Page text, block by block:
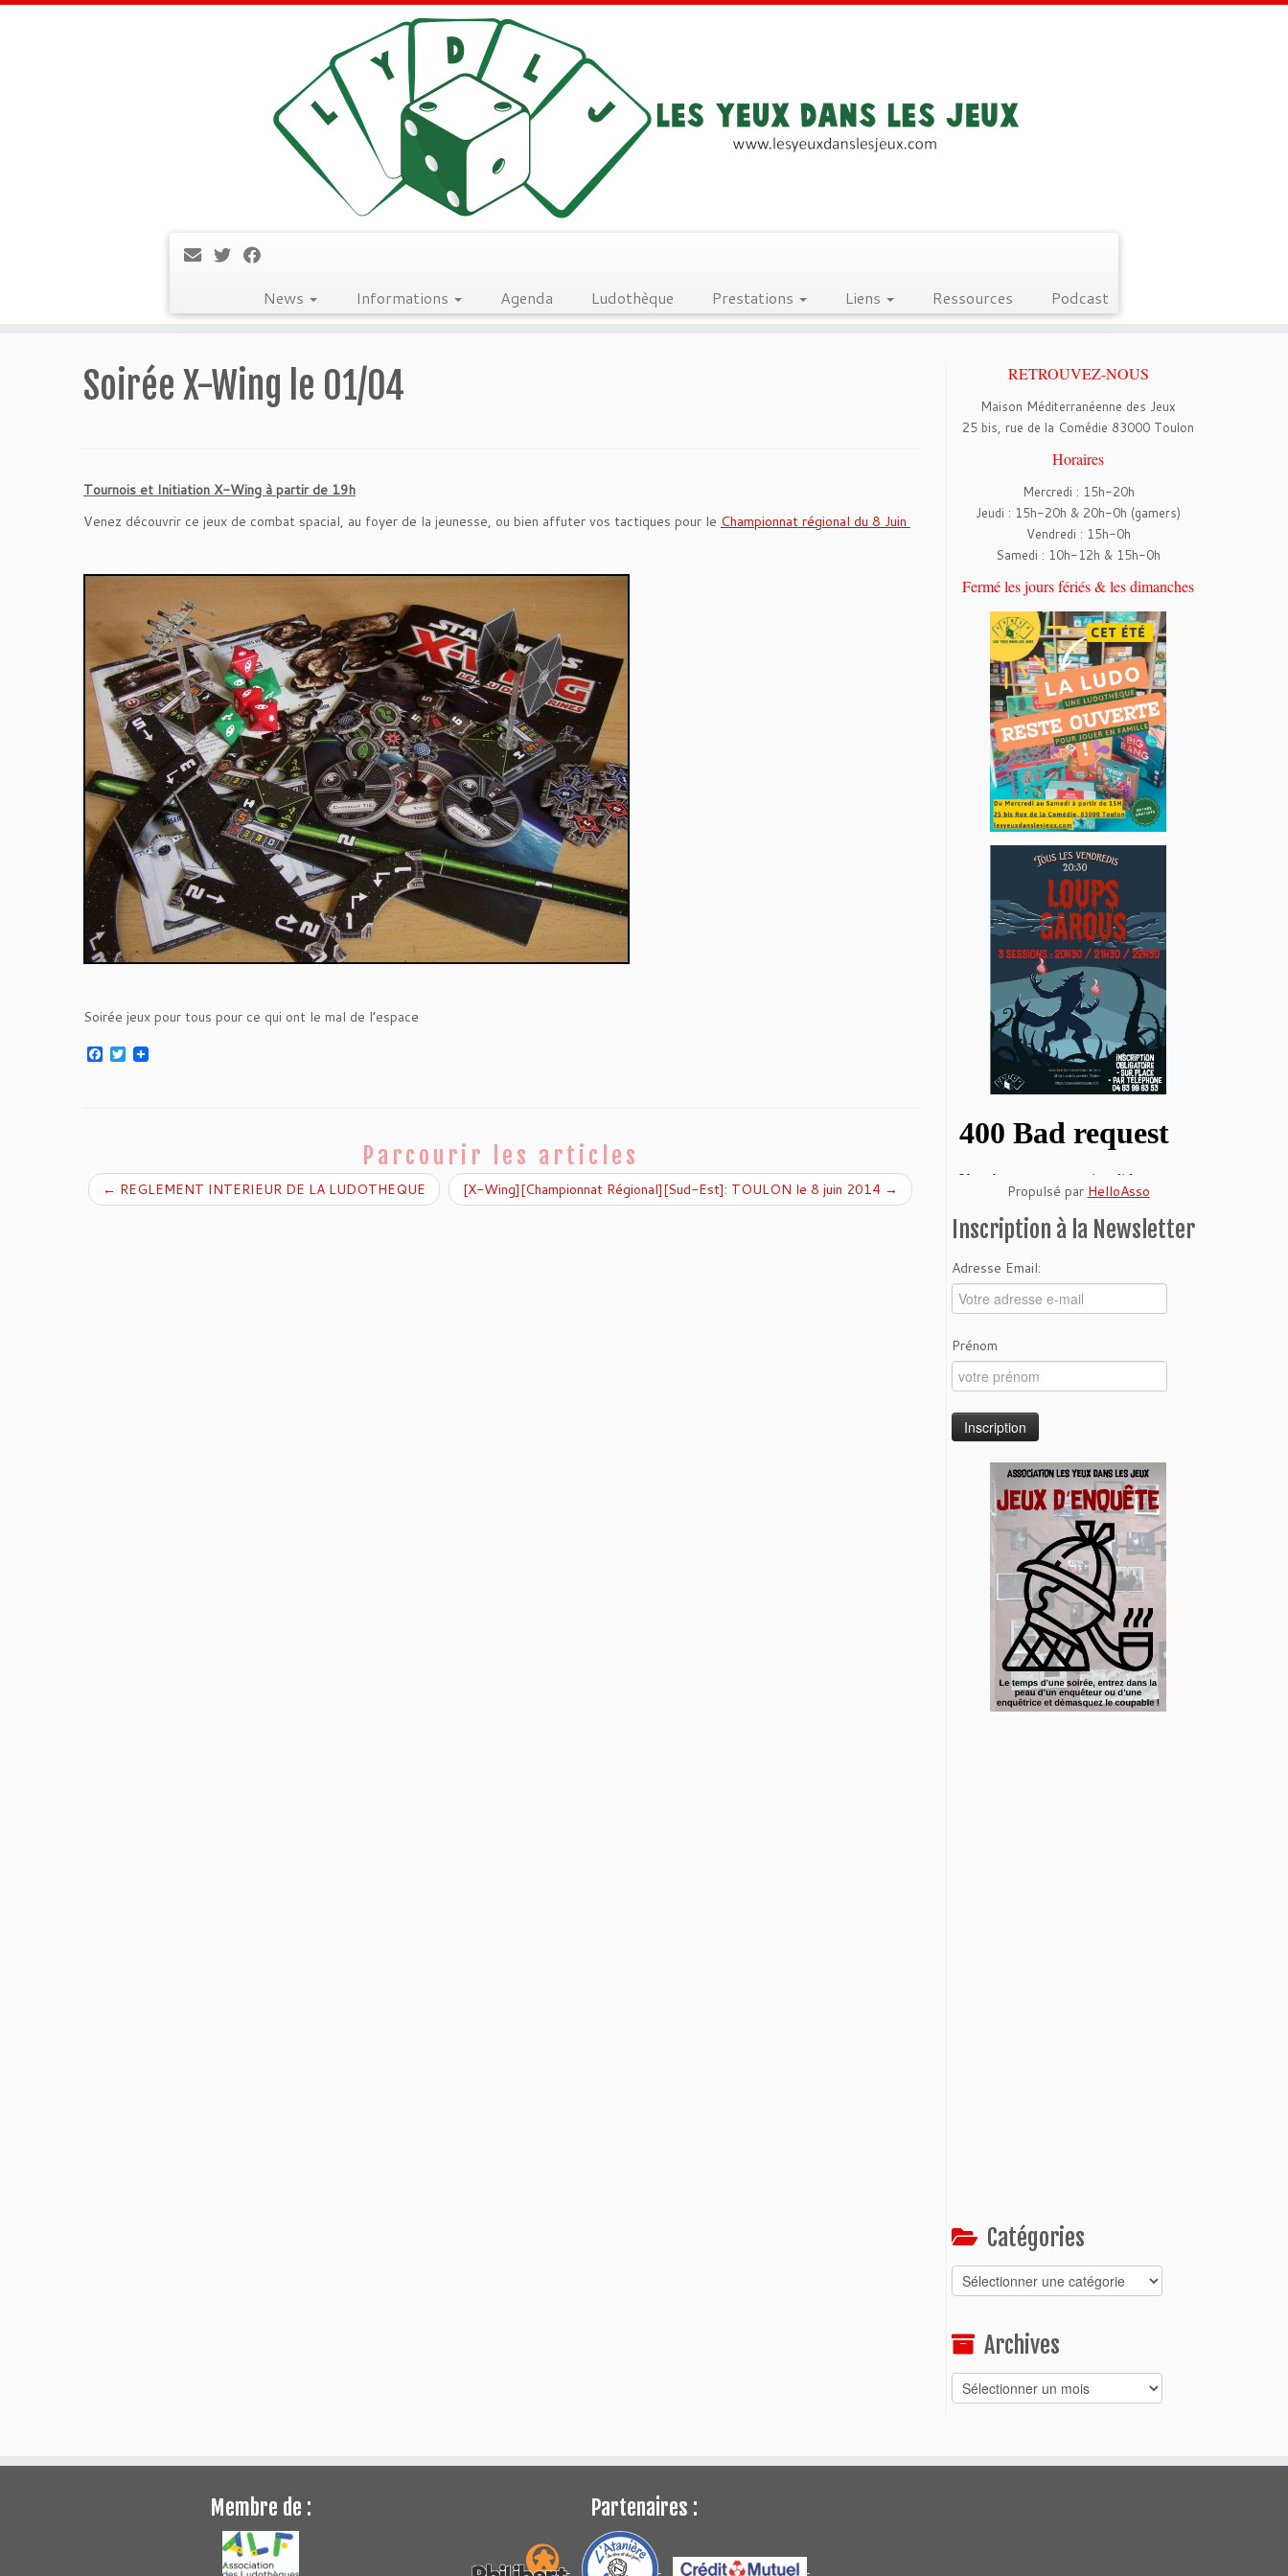
News Informations Agenda Ludothèque Prestations Liens Ressources Podcast
Soirée X-Wing le 01/04
Tournois et Initiation X-Wing à partir de 19h
Venez découvrir ce jeux de combat spacial, au foyer de la jeunesse, ou bien affuter vos tactiques pour le Championnat régional du 8 Juin
Soirée jeux pour tous pour ce qui ont le mal de l’espace
F T
w
Parcourir les articles
← REGLEMENT INTERIEUR DE LA LUDOTHEQUE [X-Wing][Championnat Régional][Sud-Est]: TOULON le 8 juin 2014 →
RETROUVEZ-NOUS
Maison Méditerranéenne des Jeux
25 bis, rue de la Comédie 83000 Toulon
Horaires
Mercredi : 15h-20h
Jeudi : 15h-20h & 20h-0h (gamers)
Vendredi : 15h-0h
Samedi : 10h-12h & 15h-0h
Fermé les jours fériés & les dimanches
Propulsé par HelloAsso
Inscription à la Newsletter
Adresse Email:
Prénom
Catégories
Catégories
Archives
Archives
Membre de : Partenaires :